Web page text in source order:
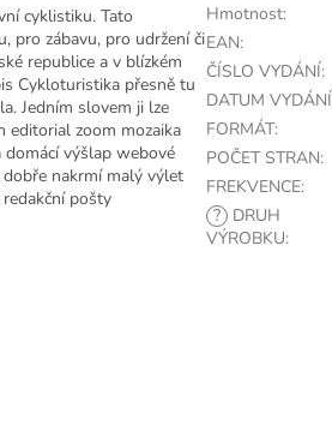
cyklistiku. Tato
pro zábavu, pro udržení či
republice a v blízkém
Cykloturistika přesně tu
Jedním slovem ji lze
editorial zoom mozaika
domácí výšlap webové
nakrmí malý výlet
z redakční pošty
Hmotnost:
EAN:
ČÍSLO VYDÁNÍ:
DATUM VYDÁNÍ
FORMÁT:
POČET STRAN:
FREKVENCE:
? DRUH
VÝROBKU: